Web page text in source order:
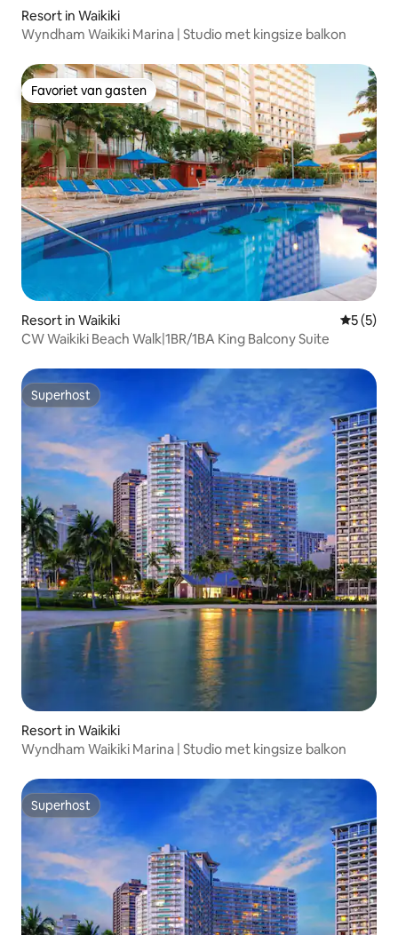
Resort in Waikiki
Wyndham Waikiki Marina | Studio met kingsize balkon
Favoriet van gasten
Favoriet van gasten
Resort in Waikiki
5 (5)
CW Waikiki Beach Walk|1BR/1BA King Balcony Suite
Superhost
Superhost
Resort in Waikiki
Wyndham Waikiki Marina | Studio met kingsize balkon
Superhost
Superhost